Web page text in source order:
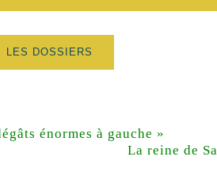
LES DOSSIERS
énormes à gauche »
La reine de